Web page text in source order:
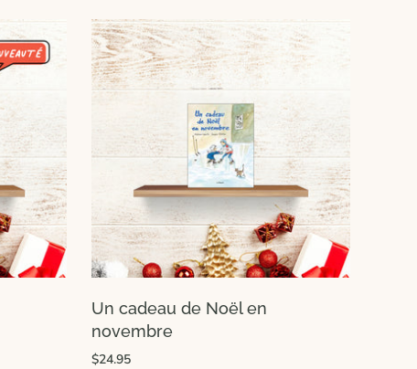
Un cadeau de Noël en
novembre
$24.95